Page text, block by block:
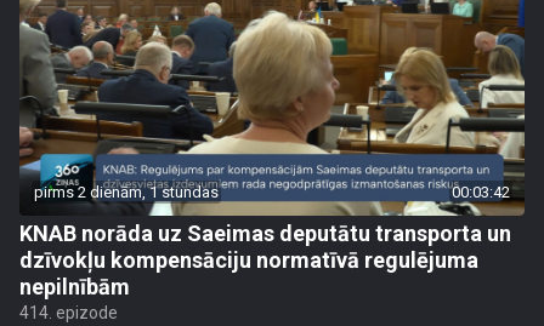
pirms 2 dienām, 1 stundas 00:03:42
KNAB norāda uz Saeimas deputātu transporta un
dzīvokļu kompensāciju normatīvā regulējuma
nepilnībām
414. epizode